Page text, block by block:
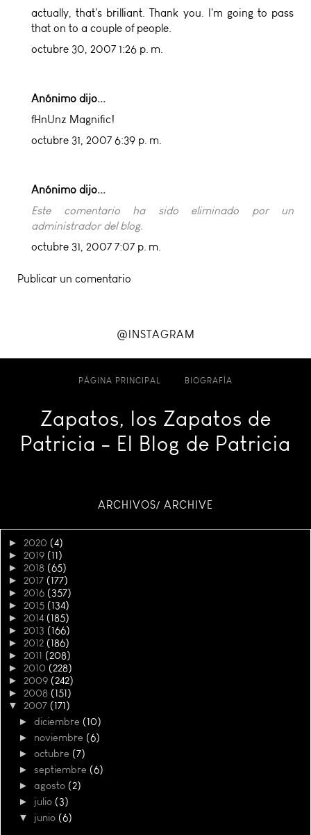
actually, that's brilliant. Thank you. I'm going to pass
that on to a couple of people.
octubre 30, 2007 1:26 p. m.
Anónimo dijo...
fHnUnz Magnific!
octubre 31, 2007 6:39 p. m.
Anónimo dijo...
Este comentario ha sido eliminado por un
administrador del blog.
octubre 31, 2007 7:07 p. m.
Publicar un comentario
@INSTAGRAM
PÁGINA PRINCIPAL BIOGRAFÍA
Zapatos, los Zapatos de
Patricia - El Blog de Patricia
ARCHIVOS/ ARCHIVE
► 2020 (4)
► 2019 (11)
► 2018 (65)
► 2017 (177)
► 2016 (357)
► 2015 (134)
► 2014 (185)
► 2013 (166)
► 2012 (186)
► 2011 (208)
► 2010 (228)
► 2009 (242)
► 2008 (151)
▼ 2007 (171)
► diciembre (10)
► noviembre (6)
► octubre (7)
► septiembre (6)
► agosto (2)
► julio (3)
▼ junio (6)